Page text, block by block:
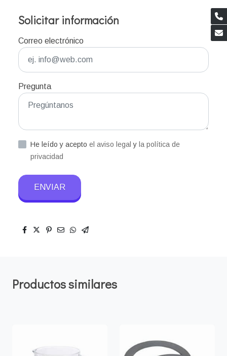
Solicitar información
Correo electrónico
Pregunta
He leído y acepto el aviso legaly la política de
privacidad
ENVIAR
Productos similares